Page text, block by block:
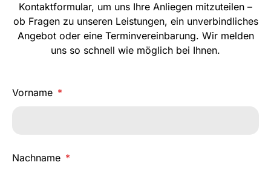
Kontaktformular, um uns Ihre Anliegen mitzuteilen –
ob Fragen zu unseren Leistungen, ein unverbindliches
Angebot oder eine Terminvereinbarung. Wir melden
uns so schnell wie möglich bei Ihnen.
Vorname
Nachname